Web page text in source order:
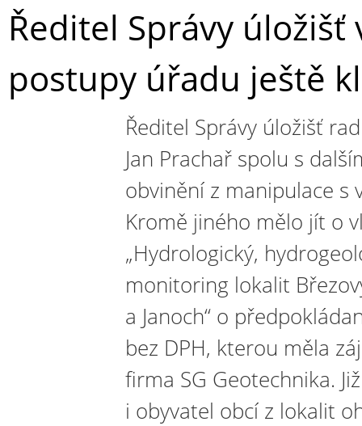
Ředitel Správy úložišť
postupy úřadu ještě
Ředitel Správy úložišť
Jan Prachař spolu s
obvinění z manipulace s
Kromě jiného mělo jít o
„Hydrologický,
monitoring lokalit
a Janoch“ o
bez DPH, kterou měla
firma SG Geotechnika.
i obyvatel obcí z lokalit